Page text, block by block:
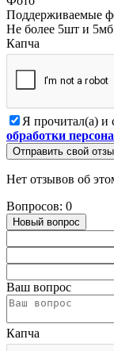
Поддерживаемые
Не более 5шт и 5мб
Капча
Я прочитал(а) и
обработки
Отправить свой
Нет отзывов об
Вопросов: 0
Новый вопрос
Ваш вопрос
Капча